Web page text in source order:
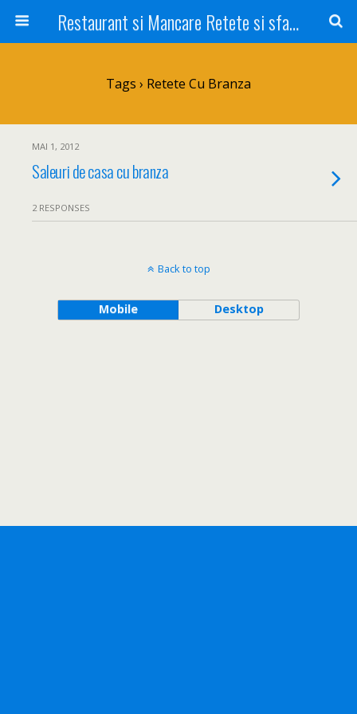
Restaurant si Mancare Retete si sfaturi Picant bun si rapid
Tags › Retete Cu Branza
MAI 1, 2012
Saleuri de casa cu branza
2 RESPONSES
Back to top
Mobile Desktop